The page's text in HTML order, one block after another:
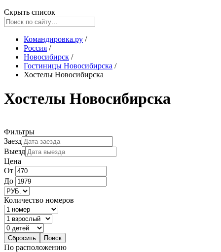
Скрыть список
Командировка.ру /
Россия /
Новосибирск /
Гостиницы Новосибирска /
Хостелы Новосибирска
Хостелы Новосибирска
Фильтры
Заезд
Выезд
Цена
От
До
Количество номеров
По расположению